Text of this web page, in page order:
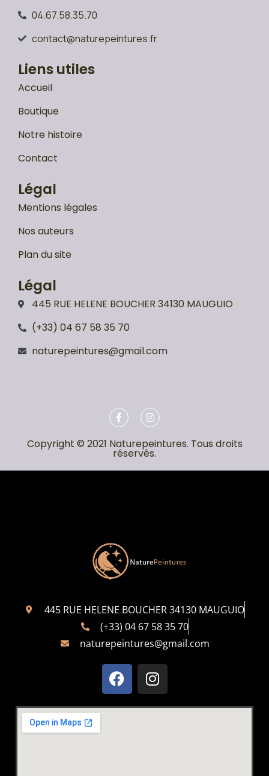
04.67.58.35.70
contact@naturepeintures.fr
Liens utiles
Accueil
Boutique
Notre histoire
Contact
Légal
Mentions légales
Nos auteurs
Plan du site
Légal
445 RUE HELENE BOUCHER 34130 MAUGUIO
(+33) 04 67 58 35 70
naturepeintures@gmail.com
Copyright © 2021 Naturepeintures. Tous droits
réservés.
445 RUE HELENE BOUCHER 34130 MAUGUIO
(+33) 04 67 58 35 70
naturepeintures@gmail.com